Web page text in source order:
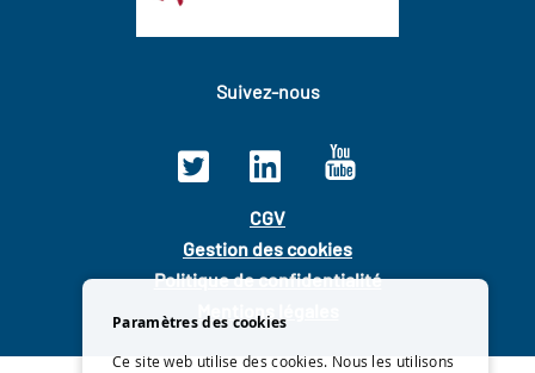
Suivez-nous
CGV
Gestion des cookies
Politique de confidentialité
Mentions légales
Paramètres des cookies
Ce site web utilise des cookies. Nous les utilisons